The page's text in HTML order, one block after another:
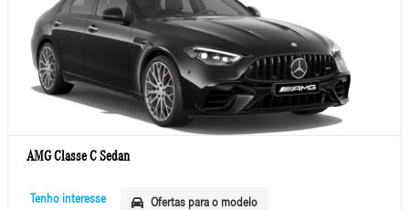
AMG Classe C Sedan
Tenho interesse Ofertas para o modelo